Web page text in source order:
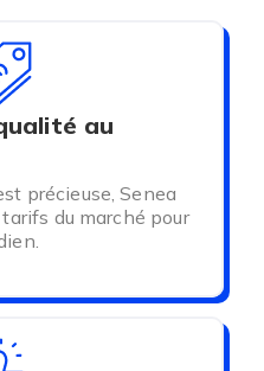
:
ET
par :
au
précieuse, Senea
du marché pour